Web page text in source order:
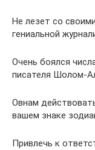
Не лезет со
гениальной
Очень боялся
писателя Шолом-
Овнам
вашем знаке
Привлечь к